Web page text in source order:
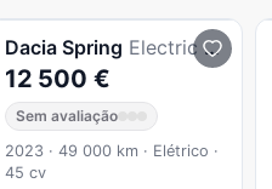
Dacia Spring Electric 45 Essential
12 500 €
Sem avaliação
2023 · 49 000 km · Elétrico ·
45 cv